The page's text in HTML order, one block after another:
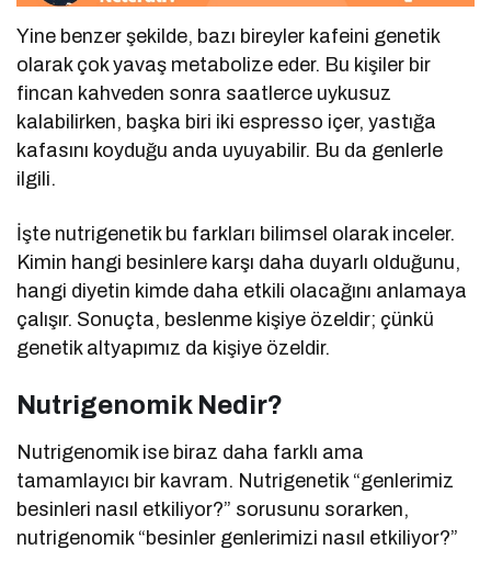
Yine benzer şekilde, bazı bireyler kafeini genetik
olarak çok yavaş metabolize eder. Bu kişiler bir
fincan kahveden sonra saatlerce uykusuz
kalabilirken, başka biri iki espresso içer, yastığa
kafasını koyduğu anda uyuyabilir. Bu da genlerle
ilgili.
İşte nutrigenetik bu farkları bilimsel olarak inceler.
Kimin hangi besinlere karşı daha duyarlı olduğunu,
hangi diyetin kimde daha etkili olacağını anlamaya
çalışır. Sonuçta, beslenme kişiye özeldir; çünkü
genetik altyapımız da kişiye özeldir.
Nutrigenomik Nedir?
Nutrigenomik ise biraz daha farklı ama
tamamlayıcı bir kavram. Nutrigenetik “genlerimiz
besinleri nasıl etkiliyor?” sorusunu sorarken,
nutrigenomik “besinler genlerimizi nasıl etkiliyor?”